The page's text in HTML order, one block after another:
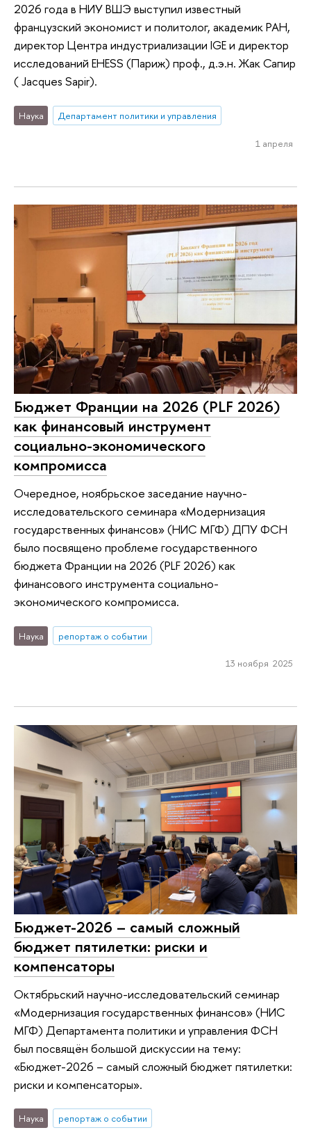
2026 года в НИУ ВШЭ выступил известный
французский экономист и политолог, академик РАН,
директор Центра индустриализации IGE и директор
исследований EHESS (Париж) проф., д.э.н. Жак Сапир
( Jacques Sapir).
Наука Департамент политики и управления
1 апреля
Бюджет Франции на 2026 (PLF 2026)
как финансовый инструмент
социально-экономического
компромисса
Очередное, ноябрьское заседание научно-
исследовательского семинара «Модернизация
государственных финансов» (НИС МГФ) ДПУ ФСН
было посвящено проблеме государственного
бюджета Франции на 2026 (PLF 2026) как
финансового инструмента социально-
экономического компромисса.
Наука репортаж о событии
13 ноября 2025
Бюджет-2026 – самый сложный
бюджет пятилетки: риски и
компенсаторы
Октябрьский научно-исследовательский семинар
«Модернизация государственных финансов» (НИС
МГФ) Департамента политики и управления ФСН
был посвящён большой дискуссии на тему:
«Бюджет-2026 – самый сложный бюджет пятилетки:
риски и компенсаторы».
Наука репортаж о событии